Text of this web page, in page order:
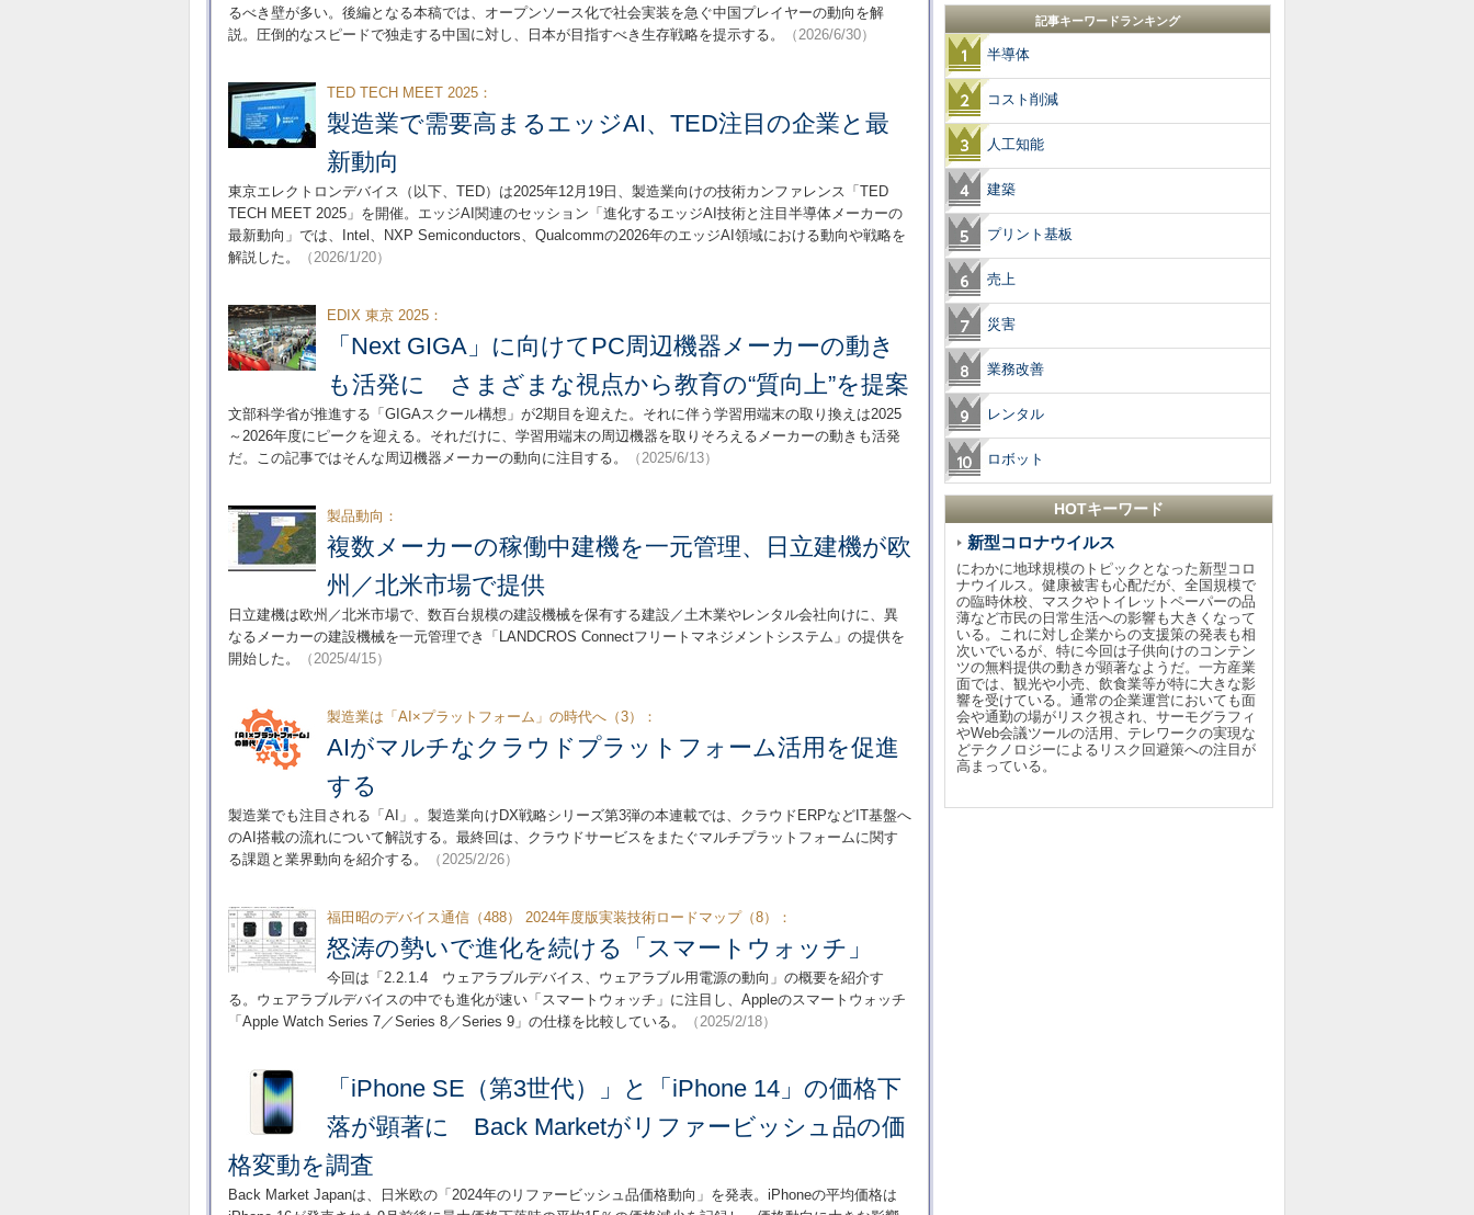
るべき壁が多い。後編となる本稿では、オープンソース化で社会実装を急ぐ中国プレイヤーの動向を解
説。圧倒的なスピードで独走する中国に対し、日本が目指すべき生存戦略を提示する。
（2026/6/30）
TED TECH MEET 2025：
製造業で需要高まるエッジAI、TED注目の企業と最
新動向
東京エレクトロンデバイス（以下、TED）は2025年12月19日、製造業向けの技術カンファレンス「TED
TECH MEET 2025」を開催。エッジAI関連のセッション「進化するエッジAI技術と注目半導体メーカーの
最新動向」では、Intel、NXP Semiconductors、Qualcommの2026年のエッジAI領域における動向や戦略を
解説した。
（2026/1/20）
EDIX 東京 2025：
「Next GIGA」に向けてPC周辺機器メーカーの動き
も活発に さまざまな視点から教育の“質向上”を提案
文部科学省が推進する「GIGAスクール構想」が2期目を迎えた。それに伴う学習用端末の取り換えは2025
～2026年度にピークを迎える。それだけに、学習用端末の周辺機器を取りそろえるメーカーの動きも活発
だ。この記事ではそんな周辺機器メーカーの動向に注目する。
（2025/6/13）
製品動向：
複数メーカーの稼働中建機を一元管理、日立建機が欧
州／北米市場で提供
日立建機は欧州／北米市場で、数百台規模の建設機械を保有する建設／土木業やレンタル会社向けに、異
なるメーカーの建設機械を一元管理でき「LANDCROS Connectフリートマネジメントシステム」の提供を
開始した。
（2025/4/15）
製造業は「AI×プラットフォーム」の時代へ（3）：
AIがマルチなクラウドプラットフォーム活用を促進
する
製造業でも注目される「AI」。製造業向けDX戦略シリーズ第3弾の本連載では、クラウドERPなどIT基盤へ
のAI搭載の流れについて解説する。最終回は、クラウドサービスをまたぐマルチプラットフォームに関す
る課題と業界動向を紹介する。
（2025/2/26）
福田昭のデバイス通信（488） 2024年度版実装技術ロードマップ（8）：
怒涛の勢いで進化を続ける「スマートウォッチ」
今回は「2.2.1.4 ウェアラブルデバイス、ウェアラブル用電源の動向」の概要を紹介す
る。ウェアラブルデバイスの中でも進化が速い「スマートウォッチ」に注目し、Appleのスマートウォッチ
「Apple Watch Series 7／Series 8／Series 9」の仕様を比較している。
（2025/2/18）
「iPhone SE（第3世代）」と「iPhone 14」の価格下
落が顕著に Back Marketがリファービッシュ品の価
格変動を調査
Back Market Japanは、日米欧の「2024年のリファービッシュ品価格動向」を発表。iPhoneの平均価格は
記事キーワードランキング
半導体
コスト削減
人工知能
建築
プリント基板
売上
災害
業務改善
レンタル
ロボット
HOTキーワード
新型コロナウイルス
にわかに地球規模のトピックとなった新型コロ
ナウイルス。健康被害も心配だが、全国規模で
の臨時休校、マスクやトイレットペーパーの品
薄など市民の日常生活への影響も大きくなって
いる。これに対し企業からの支援策の発表も相
次いでいるが、特に今回は子供向けのコンテン
ツの無料提供の動きが顕著なようだ。一方産業
面では、観光や小売、飲食業等が特に大きな影
響を受けている。通常の企業運営においても面
会や通勤の場がリスク視され、サーモグラフィ
やWeb会議ツールの活用、テレワークの実現な
どテクノロジーによるリスク回避策への注目が
高まっている。